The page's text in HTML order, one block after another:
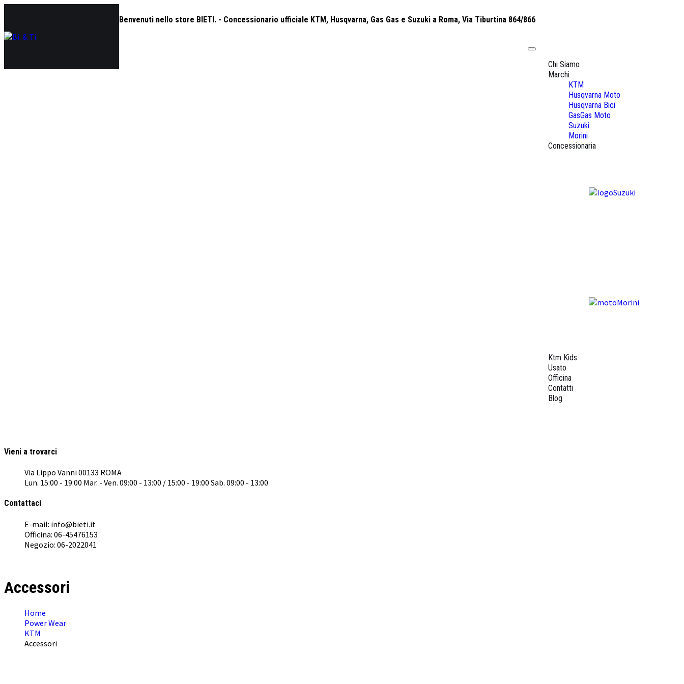
Benvenuti nello store BIETI. - Concessionario ufficiale KTM, Husqvarna, Gas Gas e Suzuki a Roma, Via Tiburtina 864/866
Toggle
navigationChi Siamo
Marchi
KTM
Husqvarna Moto
Husqvarna Bici
GasGas Moto
Suzuki
Morini
Concessionaria
Ktm Kids
Usato
Officina
Contatti
Blog
Vieni a trovarci
Via Lippo Vanni 00133 ROMA
Lun. 15:00 - 19:00 Mar. - Ven. 09:00 - 13:00 / 15:00 - 19:00 Sab. 09:00 - 13:00
Contattaci
E-mail: info@bieti.it
Officina: 06-45476153
Negozio: 06-2022041
Accessori
Home
Power Wear
KTM
Accessori